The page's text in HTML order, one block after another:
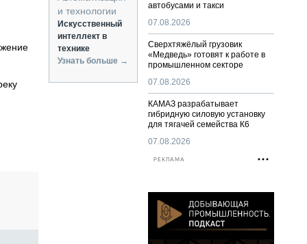
и технологии
Искусственный
интеллект в
технике
Узнать больше →
автобусами и такси
07.08.2026
Сверхтяжёлый грузовик
«Медведь» готовят к работе в
промышленном секторе
07.08.2026
КАМАЗ разрабатывает
гибридную силовую установку
для тягачей семейства К6
07.08.2026
РЕКЛАМА